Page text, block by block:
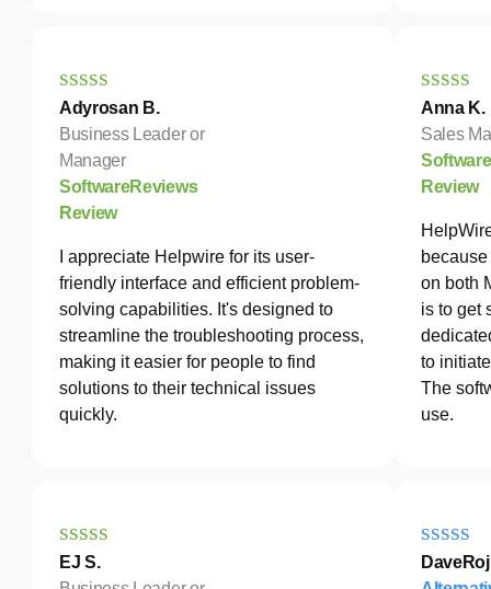
Adyrosan B.
Business Leader or
Manager
SoftwareReviews
Review
I appreciate Helpwire for its user-
friendly interface and efficient problem-
solving capabilities. It's designed to
streamline the troubleshooting process,
making it easier for people to find
solutions to their technical issues
quickly.
Anna K.
Sales
Review
on both
is to get
to
The
use.
EJ S.
DaveRoj